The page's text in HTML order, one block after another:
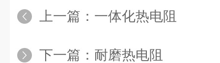
上一篇： 一体化热电阻
下一篇： 耐磨热电阻